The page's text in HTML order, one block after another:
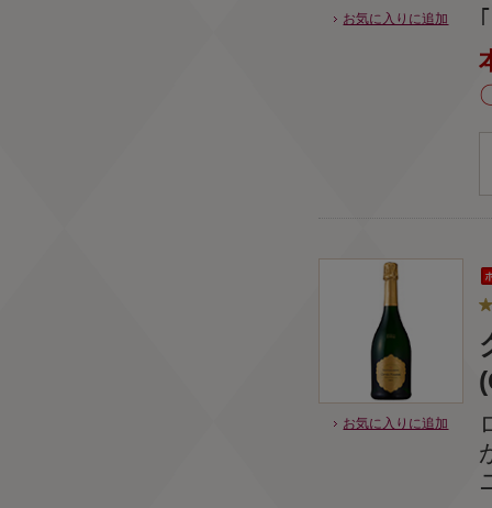
お気に入りに追加
お気に入りに追加